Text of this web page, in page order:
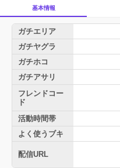
基本情報
ガチエリア
ガチヤグラ
ガチホコ
ガチアサリ
フレンドコー
ド
活動時間帯
よく使うブキ
配信URL